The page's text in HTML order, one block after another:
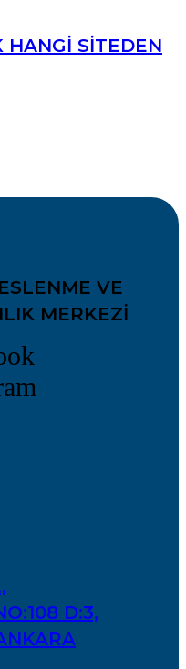
HANGI SITEDEN
VE
MERKEZI
D:3,